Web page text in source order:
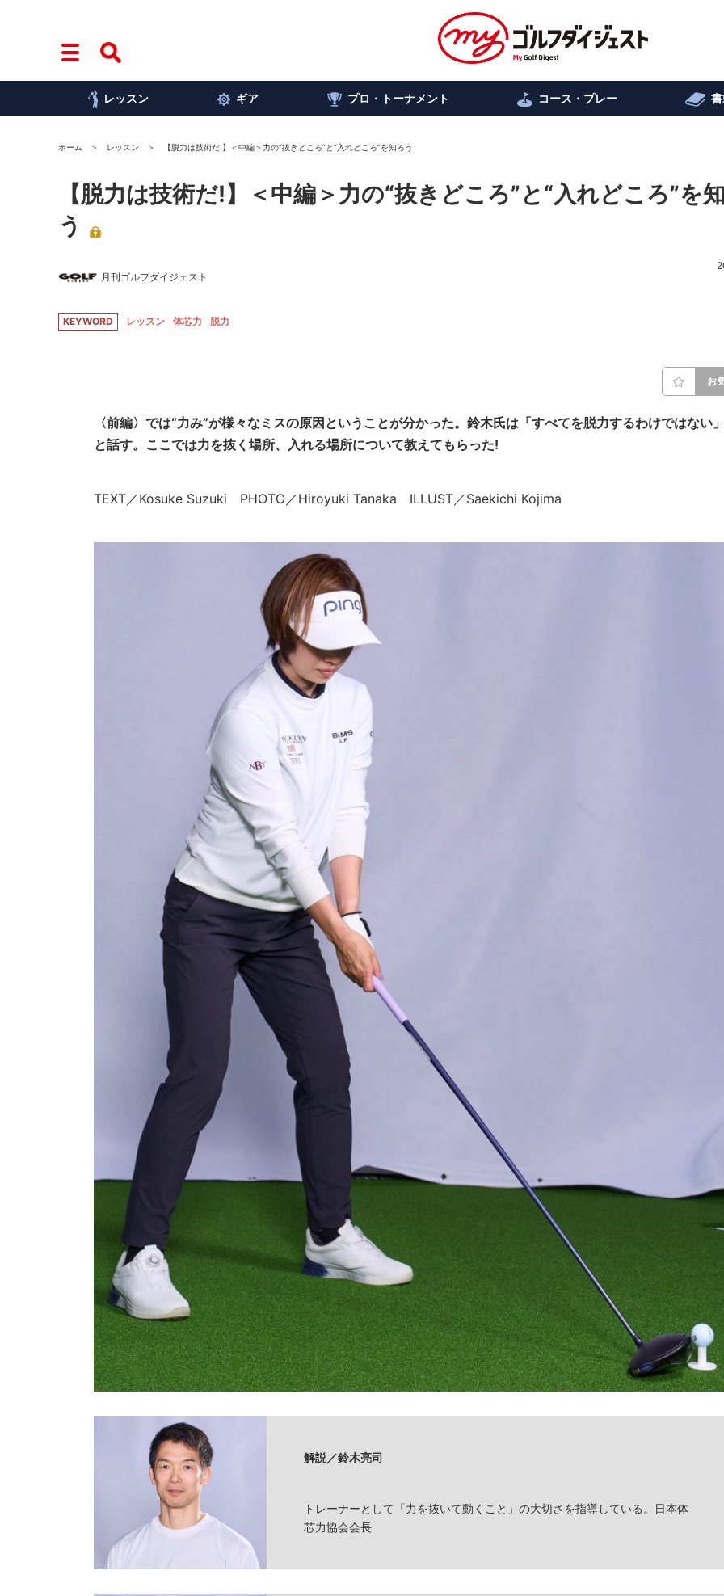
レッスン ギア プロ・トーナメント コース・プレー
ホーム レッスン 【脱力は技術だ!】＜中編＞力の“抜きどころ”と“入れどころ”を知ろう
【脱力は技術だ!】＜中編＞力の“抜きどころ”と“入れどころ”を
う
月刊ゴルフダイジェスト
KEYWORD レッスン 体芯力 脱力
お
〈前編〉では“力み”が様々なミスの原因ということが分かった。鈴木氏は「すべてを脱力するわけではない
と話す。ここでは力を抜く場所、入れる場所について教えてもらった!
TEXT／Kosuke Suzuki PHOTO／Hiroyuki Tanaka ILLUST／Saekichi Kojima
解説／鈴木亮司
トレーナーとして「力を抜いて動くこと」の大切さを指導している。日本体
芯力協会会長